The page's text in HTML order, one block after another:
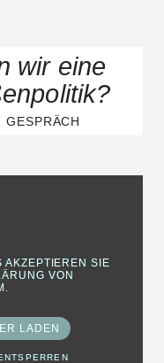
wir eine
AKZEPTIEREN SIE
VON
LADEN